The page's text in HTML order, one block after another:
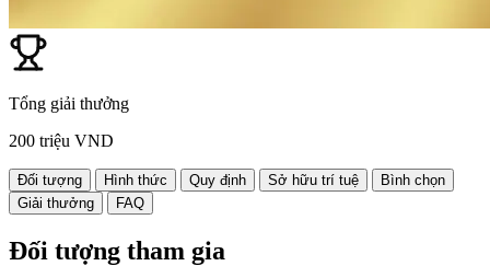
Tổng giải thưởng
200 triệu VND
Đối tượng Hình thức Quy định Sở hữu trí tuệ
Bình chọn
Giải thưởng
FAQ
Đối tượng tham gia